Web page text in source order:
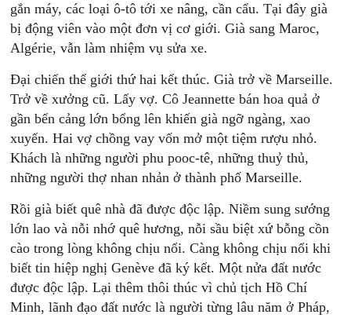
gắn máy, các loại ô-tô tới xe nâng, cần cẩu. Tại đây già
bị động viên vào một đơn vị cơ giới. Già sang Maroc,
Algérie, vẫn làm nhiệm vụ sửa xe.
Đại chiến thế giới thứ hai kết thúc. Già trở về Marseille.
Trở về xưởng cũ. Lấy vợ. Cô Jeannette bán hoa quả ở
gần bến cảng lớn bổng lên khiến già ngỡ ngàng, xao
xuyến. Hai vợ chồng vay vốn mở một tiệm rượu nhỏ.
Khách là những người phu pooc-tê, những thuỷ thủ,
những người thợ nhan nhản ở thành phố Marseille.
Rồi già biết quê nhà đã được độc lập. Niềm sung sướng
lớn lao và nỗi nhớ quê hương, nỗi sầu biệt xứ bỗng cồn
cào trong lòng không chịu nổi. Càng không chịu nổi khi
biết tin hiệp nghị Genève đã ký kết. Một nửa đất nước
được độc lập. Lại thêm thôi thúc vì chủ tịch Hồ Chí
Minh, lãnh đạo đất nước là người từng lâu năm ở Pháp,